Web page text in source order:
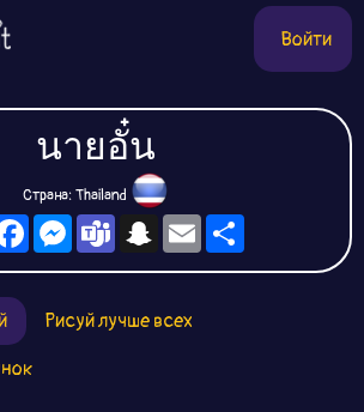
Войти
นายอั๋น
Страна: Thailand
FacebookMessengerTeamsSnapchat
Email
Рисуй лучше всех